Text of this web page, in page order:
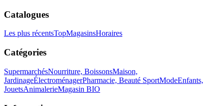
Catalogues
Les plus récentsTopMagasinsHoraires
Catégories
SupermarchésNourriture, BoissonsMaison,
JardinageÉlectroménagerPharmacie, Beauté SportModeEnfants,
JouetsAnimalerieMagasin BIO